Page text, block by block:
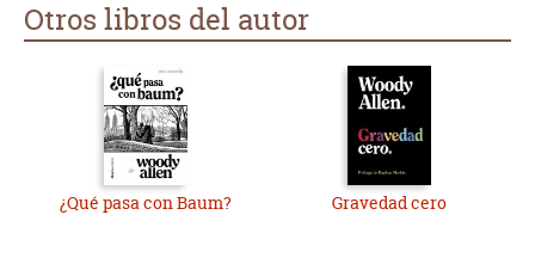
Otros libros del autor
¿Qué pasa con Baum? Gravedad cero